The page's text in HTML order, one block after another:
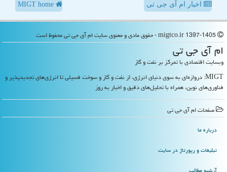
اخبار ام آی جی تی
ام آی جی تی
وبسایت اقتصادی با تمرکز بر نفت و گاز
MIGT: دروازه‌ای به سوی دنیای انرژی، از نفت و گاز و سوخت فسیلی تا انرژی‌های تجدیدپذیر و
فناوری‌های نوین، همراه با تحلیل‌های دقیق و اخبار به روز
صفحات ام آی جی تی
درباره ما
تبلیغات و رپورتاژ در سایت